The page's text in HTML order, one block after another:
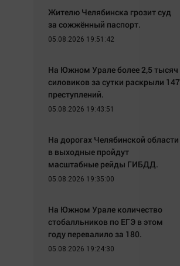
Жителю Челябинска грозит суд
за сожжённый паспорт.
05.08.2026 19:51:42
На Южном Урале более 2,5 тысяч
силовиков за сутки раскрыли 147
преступлений.
05.08.2026 19:43:51
На дорогах Челябинской области
в выходные пройдут
масштабные рейды ГИБДД.
05.08.2026 19:35:00
На Южном Урале количество
стобалльников по ЕГЭ в этом
году перевалило за 180.
05.08.2026 19:24:30